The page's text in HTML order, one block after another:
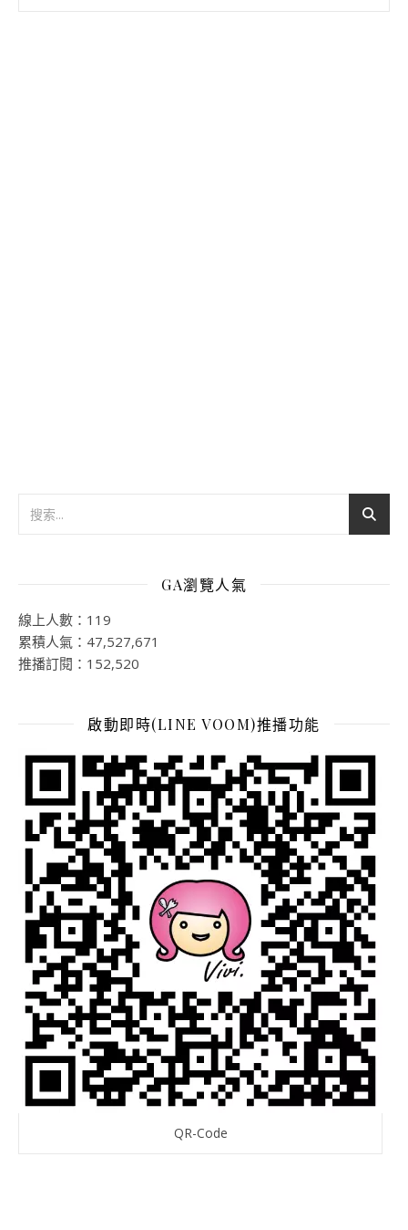
GA瀏覽人氣
線上人數：119
累積人氣：47,527,671
推播訂閱：152,520
啟動即時(LINE VOOM)推播功能
QR-Code